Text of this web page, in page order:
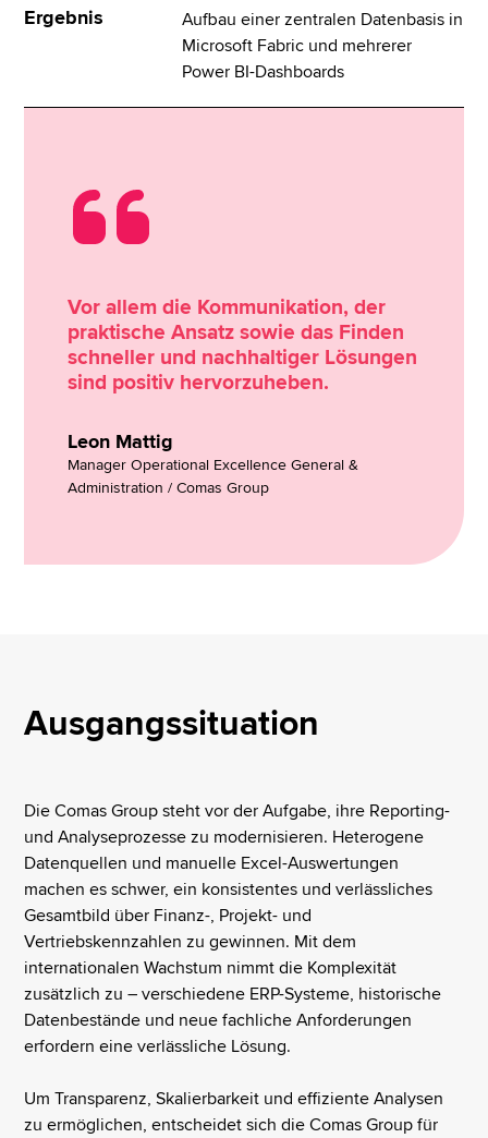
Ergebnis
Aufbau einer zentralen Datenbasis in
Microsoft Fabric und mehrerer
Power BI-Dashboards
Vor allem die Kommunikation, der
praktische Ansatz sowie das Finden
schneller und nachhaltiger Lösungen
sind positiv hervorzuheben.
Leon Mattig
Manager Operational Excellence General &
Administration / Comas Group
Ausgangssituation
Die Comas Group steht vor der Aufgabe, ihre Reporting-
und Analyseprozesse zu modernisieren. Heterogene
Datenquellen und manuelle Excel-Auswertungen
machen es schwer, ein konsistentes und verlässliches
Gesamtbild über Finanz-, Projekt- und
Vertriebskennzahlen zu gewinnen. Mit dem
internationalen Wachstum nimmt die Komplexität
zusätzlich zu – verschiedene ERP-Systeme, historische
Datenbestände und neue fachliche Anforderungen
erfordern eine verlässliche Lösung.
Um Transparenz, Skalierbarkeit und effiziente Analysen
zu ermöglichen, entscheidet sich die Comas Group für